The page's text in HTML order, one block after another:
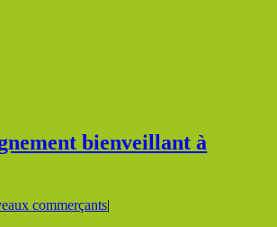
bienveillant à
commerçants|